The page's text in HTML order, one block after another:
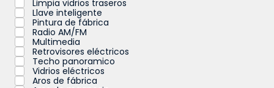
Limpia vidrios traseros
Llave inteligente
Pintura de fábrica
Radio AM/FM
Multimedia
Retrovisores eléctricos
Techo panoramico
Vidrios eléctricos
Aros de fábrica